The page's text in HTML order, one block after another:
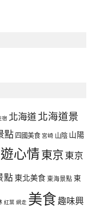
宿 北海道北海道景
點 四國美食 宮崎 山陰 山陽
心情東京 東京
點 東北美食東海景點 東
紅葉 網走 美食趣味興